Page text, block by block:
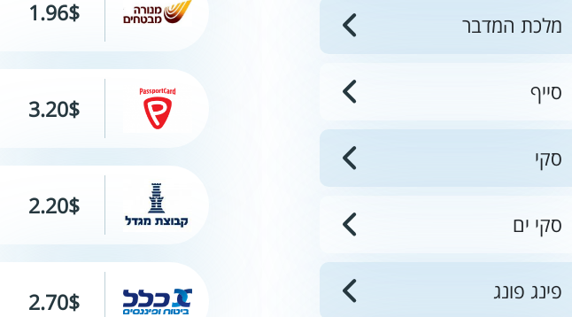
מלכת המדבר
סייף
סקי
סקי ים
פינג פונג
1.96$
3.20$
2.20$
2.70$